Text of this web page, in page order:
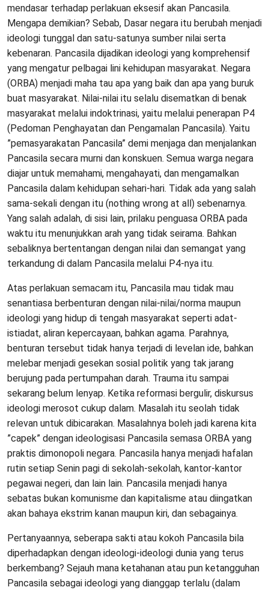
mendasar terhadap perlakuan eksesif akan Pancasila.
Mengapa demikian? Sebab, Dasar negara itu berubah menjadi
ideologi tunggal dan satu-satunya sumber nilai serta
kebenaran. Pancasila dijadikan ideologi yang komprehensif
yang mengatur pelbagai lini kehidupan masyarakat. Negara
(ORBA) menjadi maha tau apa yang baik dan apa yang buruk
buat masyarakat. Nilai-nilai itu selalu disematkan di benak
masyarakat melalui indoktrinasi, yaitu melalui penerapan P4
(Pedoman Penghayatan dan Pengamalan Pancasila). Yaitu
”pemasyarakatan Pancasila” demi menjaga dan menjalankan
Pancasila secara murni dan konskuen. Semua warga negara
diajar untuk memahami, mengahayati, dan mengamalkan
Pancasila dalam kehidupan sehari-hari. Tidak ada yang salah
sama-sekali dengan itu (nothing wrong at all) sebenarnya.
Yang salah adalah, di sisi lain, prilaku penguasa ORBA pada
waktu itu menunjukkan arah yang tidak seirama. Bahkan
sebaliknya bertentangan dengan nilai dan semangat yang
terkandung di dalam Pancasila melalui P4-nya itu.
Atas perlakuan semacam itu, Pancasila mau tidak mau
senantiasa berbenturan dengan nilai-nilai/norma maupun
ideologi yang hidup di tengah masyarakat seperti adat-
istiadat, aliran kepercayaan, bahkan agama. Parahnya,
benturan tersebut tidak hanya terjadi di levelan ide, bahkan
melebar menjadi gesekan sosial politik yang tak jarang
berujung pada pertumpahan darah. Trauma itu sampai
sekarang belum lenyap. Ketika reformasi bergulir, diskursus
ideologi merosot cukup dalam. Masalah itu seolah tidak
relevan untuk dibicarakan. Masalahnya boleh jadi karena kita
”capek” dengan ideologisasi Pancasila semasa ORBA yang
praktis dimonopoli negara. Pancasila hanya menjadi hafalan
rutin setiap Senin pagi di sekolah-sekolah, kantor-kantor
pegawai negeri, dan lain lain. Pancasila menjadi hanya
sebatas bukan komunisme dan kapitalisme atau diingatkan
akan bahaya ekstrim kanan maupun kiri, dan sebagainya.
Pertanyaannya, seberapa sakti atau kokoh Pancasila bila
diperhadapkan dengan ideologi-ideologi dunia yang terus
berkembang? Sejauh mana ketahanan atau pun ketangguhan
Pancasila sebagai ideologi yang dianggap terlalu (dalam